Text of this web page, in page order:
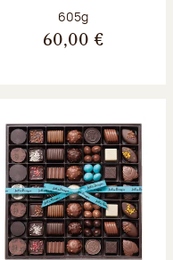
Poids net :
605g
60,00 €